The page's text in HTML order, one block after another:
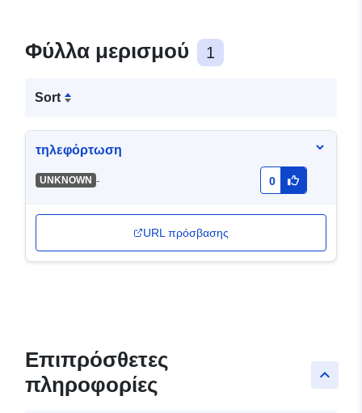
Φύλλα μερισμού 1
Sort
τηλεφόρτωση
UNKNOWN - 0
URL πρόσβασης
keyboard_arrow_up
Επιπρόσθετες
πληροφορίες